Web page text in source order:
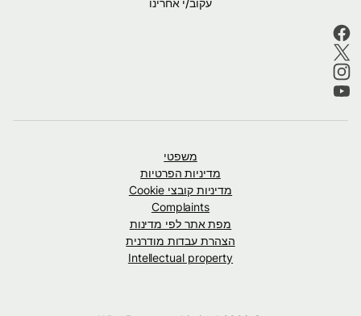
משפטי
מדיניות הפרטיות
מדיניות קובצי Cookie
Complaints
מפת אתר לפי מדינות
הצהרת עבדות מודרנית
Intellectual property